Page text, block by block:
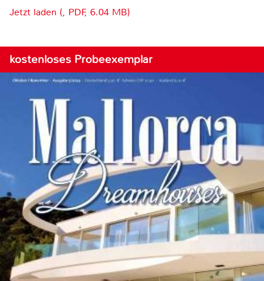
Jetzt laden (, PDF, 6.04 MB)
kostenloses Probeexemplar